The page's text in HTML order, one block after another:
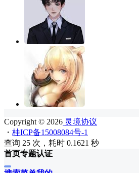
Copyright © 2026 灵境协议
・ 桂ICP备15008084号-1
查询 25 次，耗时 0.1621 秒
首页专题认证